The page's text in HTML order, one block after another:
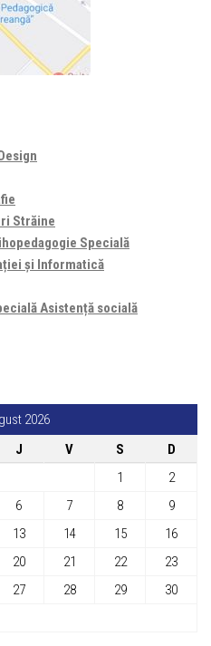
Străine
Specială
și Informatică
Asistență socială
2026
J V S
D
1
2
6 7 8
9
13 14 15
16
20 21 22
23
27 28 29
30